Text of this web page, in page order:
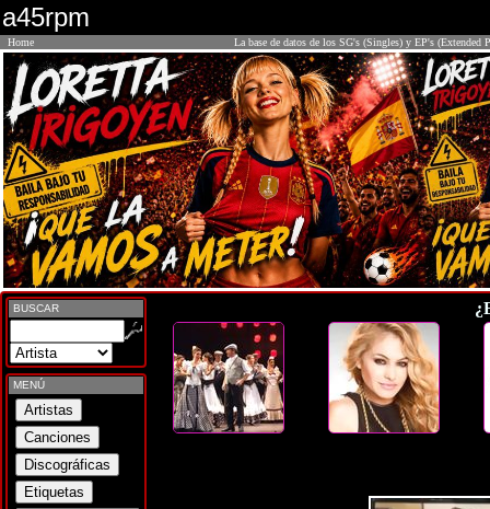
a45rpm
Home La base de datos de los SG's (Singles) y EP's (Extended
BUSCAR
MENÚ